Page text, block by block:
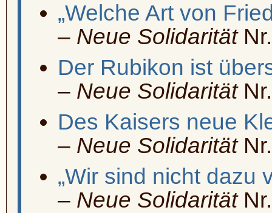
„Welche Art von
– Neue Solidarität
Der Rubikon ist
– Neue Solidarität
Des Kaisers neue
– Neue Solidarität
„Wir sind nicht dazu
– Neue Solidarität